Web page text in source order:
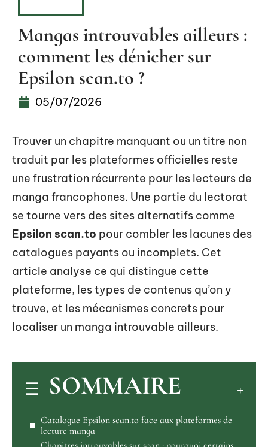
Mangas introuvables ailleurs :
comment les dénicher sur
Epsilon scan.to ?
05/07/2026
Trouver un chapitre manquant ou un titre non
traduit par les plateformes officielles reste
une frustration récurrente pour les lecteurs de
manga francophones. Une partie du lectorat
se tourne vers des sites alternatifs comme
Epsilon scan.to pour combler les lacunes des
catalogues payants ou incomplets. Cet
article analyse ce qui distingue cette
plateforme, les types de contenus qu’on y
trouve, et les mécanismes concrets pour
localiser un manga introuvable ailleurs.
SOMMAIRE
Catalogue Epsilon scan.to face aux plateformes de
lecture manga